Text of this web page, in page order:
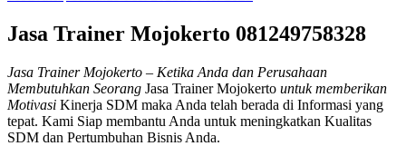
Jasa Trainer Mojokerto 081249758328
Jasa Trainer Mojokerto – Ketika Anda dan Perusahaan
Membutuhkan Seorang Jasa Trainer Mojokerto untuk memberikan
Motivasi Kinerja SDM maka Anda telah berada di Informasi yang
tepat. Kami Siap membantu Anda untuk meningkatkan Kualitas
SDM dan Pertumbuhan Bisnis Anda.